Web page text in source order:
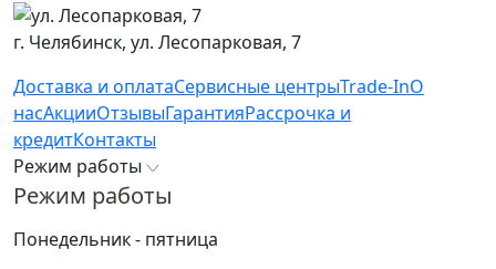
г. Челябинск, ул. Лесопарковая, 7
Доставка и оплатаСервисные центрыTrade-InО
насАкцииОтзывыГарантияРассрочка и
кредитКонтакты
Режим работы
Режим работы
Понедельник - пятница